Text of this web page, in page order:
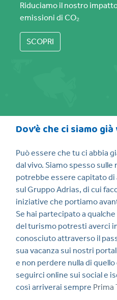
Riduciamo il nostro
emissioni di CO₂
SCOPRI
Dov’è che ci siamo
Può essere che tu ci abbia
dal vivo. Siamo spesso
potrebbe essere capitato
sul Gruppo Adrias, di cui
iniziative che portiamo
Se hai partecipato a
del turismo potresti averci
conosciuto attraverso il
sua vacanza sui nostri
e non perdere nulla di
seguirci online sui social e
così arriverai sempre Prima